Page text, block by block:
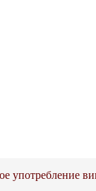
употребление